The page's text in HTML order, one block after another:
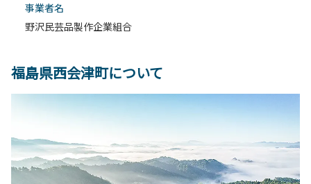
事業者名
野沢民芸品製作企業組合
福島県西会津町について